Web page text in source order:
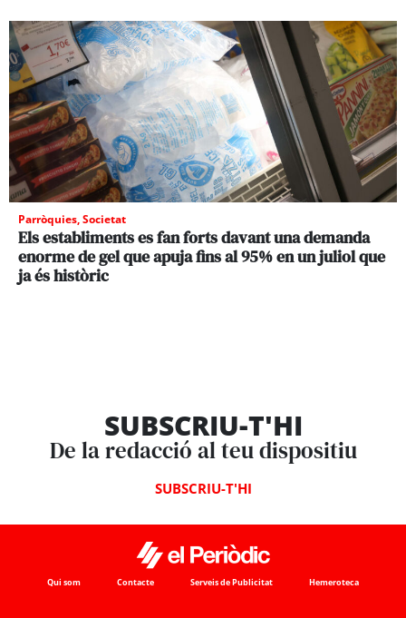
Parròquies,Societat
Els establiments es fan forts davant una demanda
enorme de gel que apuja fins al 95% en un juliol que
ja és històric
SUBSCRIU-T'HI
De la redacció al teu dispositiu
SUBSCRIU-T'HI
Qui som Contacte Serveis de Publicitat Hemeroteca